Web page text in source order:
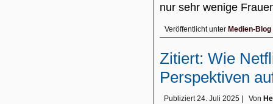
nur sehr wenige
Veröffentlicht unter Medien-Blog
Zitiert: Wie
Perspektiven
Publiziert 24. Juli 2025 Von